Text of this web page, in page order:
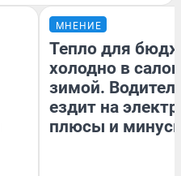
МНЕНИЕ
Тепло для
холодно в
зимой.
ездит на
плюсы и